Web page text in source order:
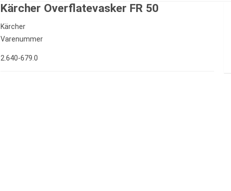
Kärcher Overflatevasker FR 50
Kärcher
Varenummer
2.640-679.0